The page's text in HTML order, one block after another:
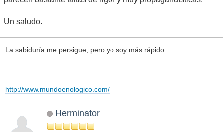
Un saludo.
La sabiduría me persigue, pero yo soy más rápido.
http://www.mundoenologico.com/
Herminator